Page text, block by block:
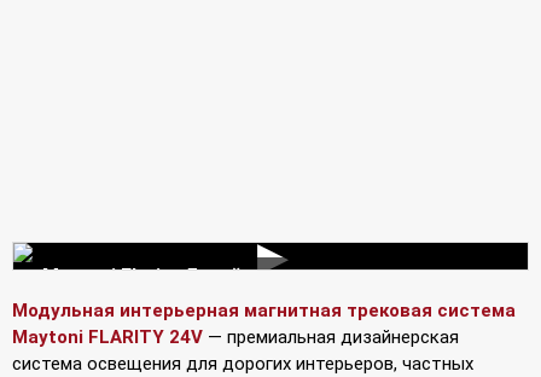
Maytoni Flarity Дизайнерская модульная
▶
Модульная интерьерная магнитная трековая система
Maytoni FLARITY 24V — премиальная дизайнерская
система освещения для дорогих интерьеров, частных